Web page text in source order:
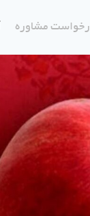
مشاوره